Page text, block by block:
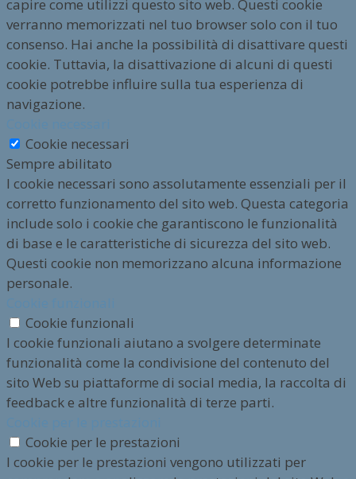
capire come utilizzi questo sito web. Questi cookie
verranno memorizzati nel tuo browser solo con il tuo
consenso. Hai anche la possibilità di disattivare questi
cookie. Tuttavia, la disattivazione di alcuni di questi
cookie potrebbe influire sulla tua esperienza di
navigazione.
Cookie necessari
Sempre abilitato
I cookie necessari sono assolutamente essenziali per il
corretto funzionamento del sito web. Questa categoria
include solo i cookie che garantiscono le funzionalità
di base e le caratteristiche di sicurezza del sito web.
Questi cookie non memorizzano alcuna informazione
personale.
Cookie funzionali
I cookie funzionali aiutano a svolgere determinate
funzionalità come la condivisione del contenuto del
sito Web su piattaforme di social media, la raccolta di
feedback e altre funzionalità di terze parti.
Cookie per le prestazioni
I cookie per le prestazioni vengono utilizzati per